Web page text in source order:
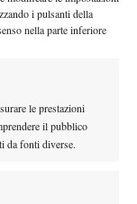
i pulsanti della
nella parte inferiore
le prestazioni
il pubblico
da fonti diverse.
a superarli.
giusto, prima o poi
un risultato
hanno fatto